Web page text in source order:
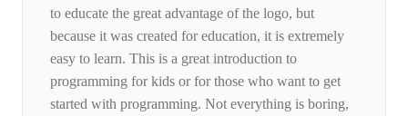
to educate the great advantage of the logo, but
because it was created for education, it is extremely
easy to learn. This is a great introduction to
programming for kids or for those who want to get
started with programming. Not everything is boring,